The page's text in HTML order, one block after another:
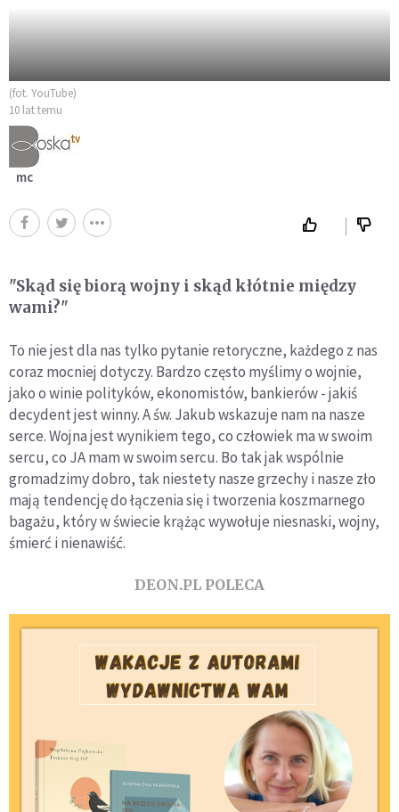
(fot. YouTube)
10 lat temu
mc
"Skąd się biorą wojny i skąd kłótnie między
wami?"
To nie jest dla nas tylko pytanie retoryczne, każdego z nas
coraz mocniej dotyczy. Bardzo często myślimy o wojnie,
jako o winie polityków, ekonomistów, bankierów - jakiś
decydent jest winny. A św. Jakub wskazuje nam na nasze
serce. Wojna jest wynikiem tego, co człowiek ma w swoim
sercu, co JA mam w swoim sercu. Bo tak jak wspólnie
gromadzimy dobro, tak niestety nasze grzechy i nasze zło
mają tendencję do łączenia się i tworzenia koszmarnego
bagażu, który w świecie krążąc wywołuje niesnaski, wojny,
śmierć i nienawiść.
DEON.PL POLECA